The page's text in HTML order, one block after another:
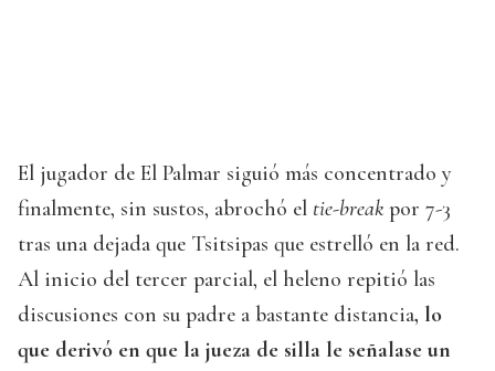
El jugador de El Palmar siguió más concentrado y
finalmente, sin sustos, abrochó el tie-break por 7-3
tras una dejada que Tsitsipas que estrelló en la red.
Al inicio del tercer parcial, el heleno repitió las
discusiones con su padre a bastante distancia, lo
que derivó en que la jueza de silla le señalase un